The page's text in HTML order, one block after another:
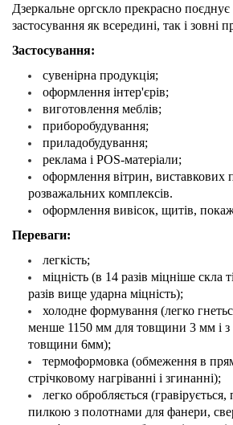
Дзеркальне оргскло прекрасно поєднує
застосування як всередині, так і зовні
Застосування:
сувенірна продукція;
оформлення інтер'єрів;
виготовлення меблів;
приборобудування;
приладобудування;
реклама і POS-матеріали;
оформлення вітрин, виставкових
розважальних комплексів.
оформлення вивісок, щитів,
Переваги:
легкість;
міцність (в 14 разів міцніше скла
разів вище ударна міцність);
холодне формування (легко
менше 1150 мм для товщини 3 мм і з
товщини 6мм);
термоформовка (обмеження в
стрічковому нагріванні і згинанні);
легко обробляється (гравірується,
пилкою з полотнами для фанери,